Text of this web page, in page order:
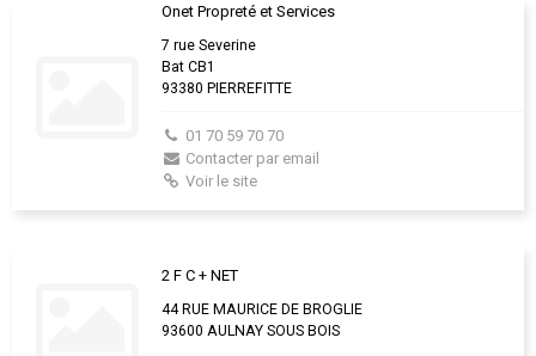
Onet Propreté et Services
7 rue Severine
Bat CB1
93380 PIERREFITTE
01 70 59 70 70
Contacter par email
Voir le site
2 F C + NET
44 RUE MAURICE DE BROGLIE
93600 AULNAY SOUS BOIS